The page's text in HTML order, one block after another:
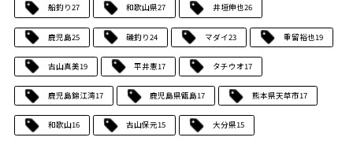
船釣り27 和歌山県27 井垣伸也26
鹿児島25 磯釣り24 マダイ23 重留裕也19
古山真美19 平井憲17 タチウオ17
鹿児島錦江湾17 鹿児島県甑島17 熊本県天草市17
和歌山16 古山保元15 大分県15